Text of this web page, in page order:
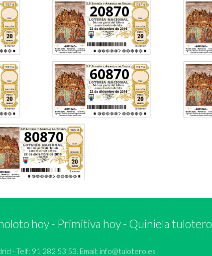
20870
60870
80870
hoy- Primitiva hoy- Quiniela tulotero
- Telf: 91 282 53 53. Email: info@tulotero.es